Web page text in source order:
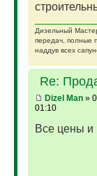
Дизельный
передач, полные
наддув всех
Re:
Dizel Man»
01:10
Все цены и